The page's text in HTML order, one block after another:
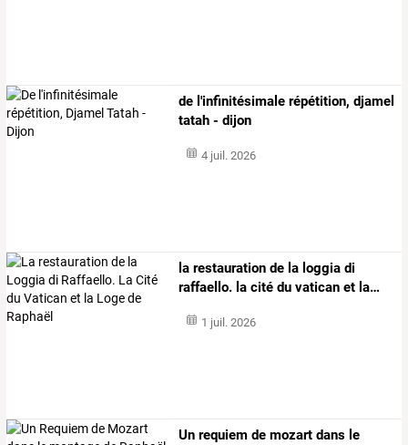
​​​​​​​de l'infinitésimale répétition, djamel
tatah - dijon
4 juil. 2026
​​​​​​​la restauration de la loggia di
raffaello. la cité du vatican et la…
1 juil. 2026
Un requiem de mozart dans le